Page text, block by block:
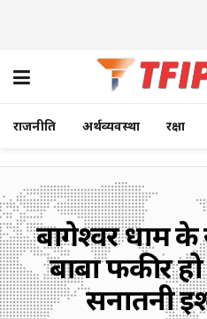
राजनीति अर्थव्यवस्था रक्षा
बागेश्वर धाम के
बाबा फकीर
सनातनी